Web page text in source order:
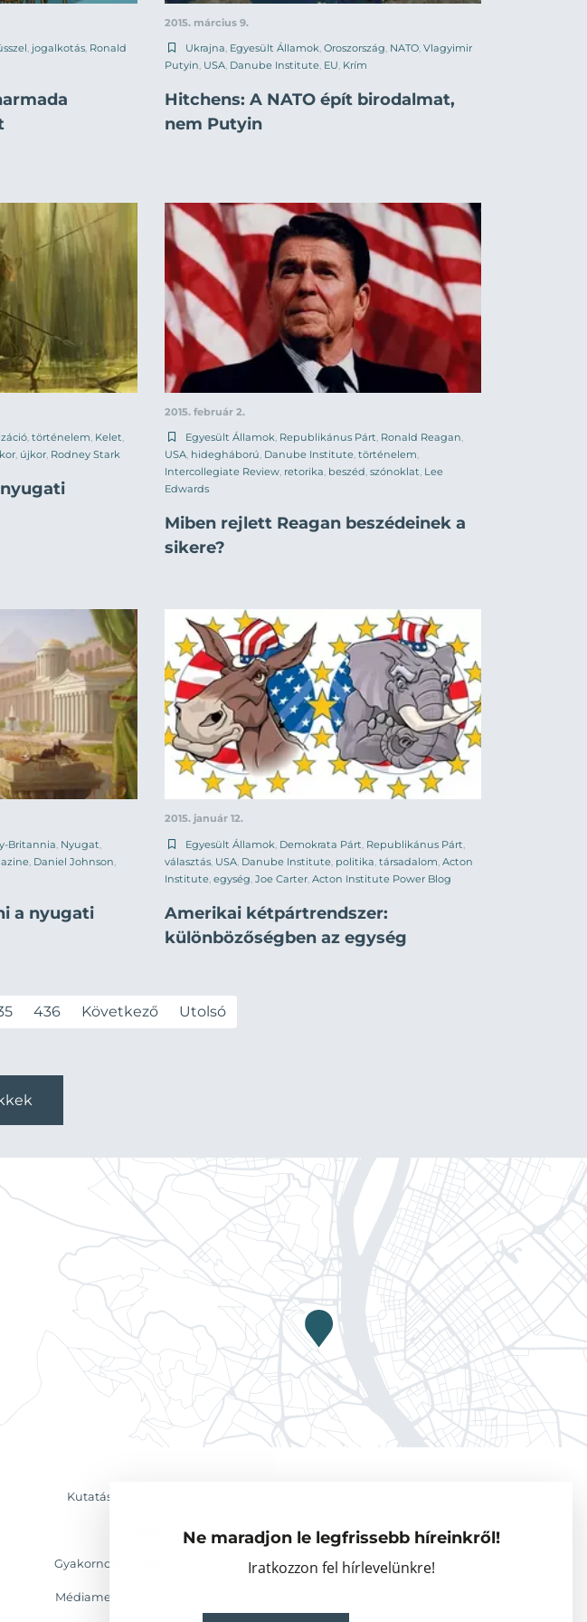
Ne maradjon le legfrissebb híreinkről!
Iratkozzon fel hírlevelünkre!
jogalkotás Ronald
2015. március 9.
Ukrajna Egyesült Államok Oroszország NATO Vlagyimir
Putyin USA Danube Institute EU Krím
Hitchens: A NATO épít birodalmat,
nem Putyin
, történelem, Kelet,
, újkor, Rodney Stark
2015. február 2.
Egyesült Államok, Republikánus Párt, Ronald Reagan,
USA, hidegháború, Danube Institute, történelem,
Intercollegiate Review, retorika, beszéd, szónoklat, Lee
Edwards
Miben rejlett Reagan beszédeinek a
sikere?
Britannia Nyugat
Daniel Johnson
a nyugati
2015. január 12.
Egyesült Államok Demokrata Párt Republikánus Párt
választás USA Danube Institute politika társadalom Acton
Institute egység Joe Carter Acton Institute Power Blog
Amerikai kétpártrendszer:
különbözőségben az egység
436 Következő Utolsó
Kutatás & Elemzés
Vendégkutatók
Gyakornoki program Partnerszervezetek
Médiamegjelenések